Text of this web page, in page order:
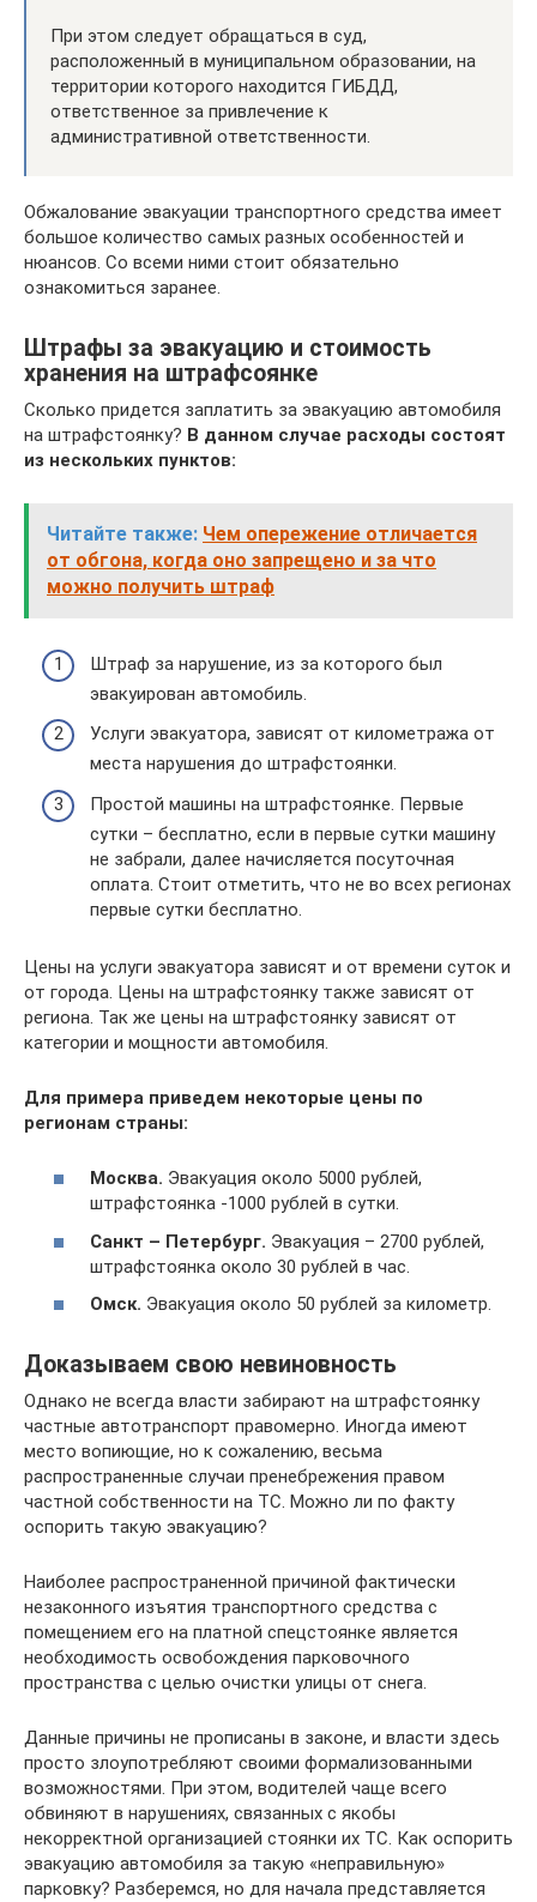
При этом следует обращаться в суд,
расположенный в муниципальном образовании, на
территории которого находится ГИБДД,
ответственное за привлечение к
административной ответственности.
Обжалование эвакуации транспортного средства имеет
большое количество самых разных особенностей и
нюансов. Со всеми ними стоит обязательно
ознакомиться заранее.
Штрафы за эвакуацию и стоимость
хранения на штрафсоянке
Сколько придется заплатить за эвакуацию автомобиля
на штрафстоянку? В данном случае расходы состоят
из нескольких пунктов:
Читайте также: Чем опережение отличается
от обгона, когда оно запрещено и за что
можно получить штраф
Штраф за нарушение, из за которого был
эвакуирован автомобиль.
Услуги эвакуатора, зависят от километража от
места нарушения до штрафстоянки.
Простой машины на штрафстоянке. Первые
сутки – бесплатно, если в первые сутки машину
не забрали, далее начисляется посуточная
оплата. Стоит отметить, что не во всех регионах
первые сутки бесплатно.
Цены на услуги эвакуатора зависят и от времени суток и
от города. Цены на штрафстоянку также зависят от
региона. Так же цены на штрафстоянку зависят от
категории и мощности автомобиля.
Для примера приведем некоторые цены по
регионам страны:
Москва. Эвакуация около 5000 рублей,
штрафстоянка -1000 рублей в сутки.
Санкт – Петербург. Эвакуация – 2700 рублей,
штрафстоянка около 30 рублей в час.
Омск. Эвакуация около 50 рублей за километр.
Доказываем свою невиновность
Однако не всегда власти забирают на штрафстоянку
частные автотранспорт правомерно. Иногда имеют
место вопиющие, но к сожалению, весьма
распространенные случаи пренебрежения правом
частной собственности на ТС. Можно ли по факту
оспорить такую эвакуацию?
Наиболее распространенной причиной фактически
незаконного изъятия транспортного средства с
помещением его на платной спецстоянке является
необходимость освобождения парковочного
пространства с целью очистки улицы от снега.
Данные причины не прописаны в законе, и власти здесь
просто злоупотребляют своими формализованными
возможностями. При этом, водителей чаще всего
обвиняют в нарушениях, связанных с якобы
некорректной организацией стоянки их ТС. Как оспорить
эвакуацию автомобиля за такую «неправильную»
парковку? Разберемся, но для начала представляется